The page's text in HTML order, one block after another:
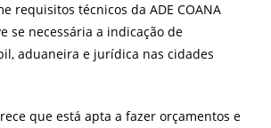
requisitos técnicos da ADE COANA
se necessária a indicação de
aduaneira e jurídica nas cidades
que está apta a fazer orçamentos e